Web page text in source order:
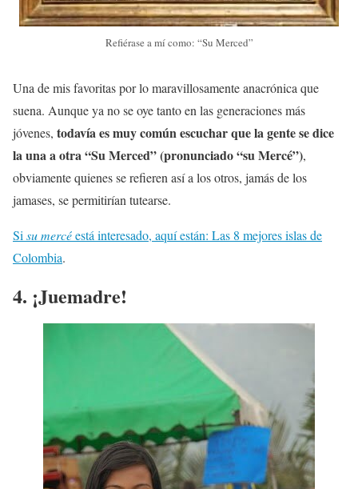
Refiérase a mí como: “Su Merced”
Una de mis favoritas por lo maravillosamente anacrónica que
suena. Aunque ya no se oye tanto en las generaciones más
jóvenes, todavía es muy común escuchar que la gente se dice
la una a otra “Su Merced” (pronunciado “su Mercé”),
obviamente quienes se refieren así a los otros, jamás de los
jamases, se permitirían tutearse.
Sisu mercéestá interesado, aquí están: Las 8 mejores islas de
Colombia.
4. ¡Juemadre!